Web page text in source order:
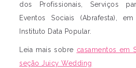
dos Profissionais, Serviços
Eventos Sociais (Abrafesta),
Instituto Data Popular.
Leia mais sobre casamentos em
seção Juicy Wedding